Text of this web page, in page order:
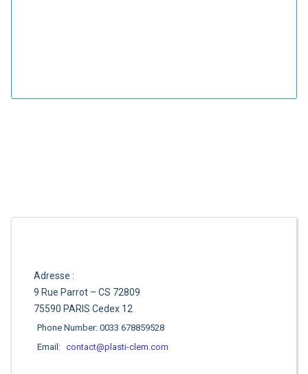
Adresse :
9 Rue Parrot – CS 72809
75590 PARIS Cedex 12
Phone Number: 0033 678859528
Email: contact@plasti-clem.com